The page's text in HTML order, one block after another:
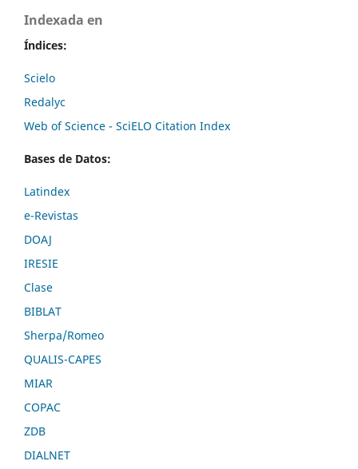
Indexada en
Índices:
Scielo
Redalyc
Web of Science - SciELO Citation Index
Bases de Datos:
Latindex
e-Revistas
DOAJ
IRESIE
Clase
BIBLAT
Sherpa/Romeo
QUALIS-CAPES
MIAR
COPAC
ZDB
DIALNET